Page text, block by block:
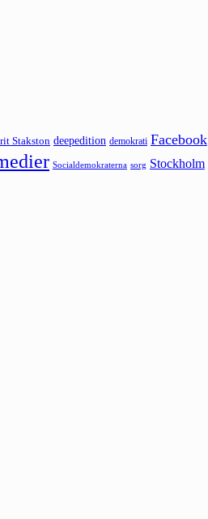
Stakston deepedition demokrati Facebook
Socialdemokraterna sorg Stockholm